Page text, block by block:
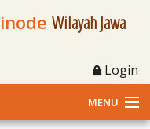
Wilayah Jawa
Login
MENU